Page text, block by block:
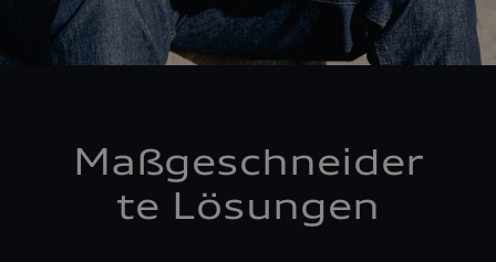
Maßgeschneider
te Lösungen